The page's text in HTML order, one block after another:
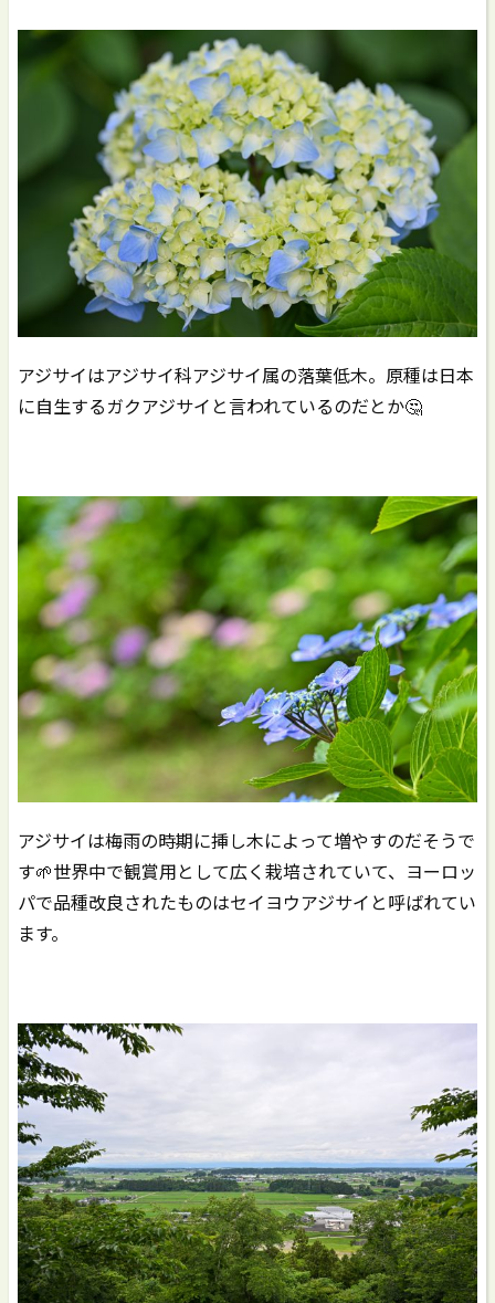
アジサイはアジサイ科アジサイ属の落葉低木。原種は日本
に自生するガクアジサイと言われているのだとか🤔
アジサイは梅雨の時期に挿し木によって増やすのだそうで
す🌱世界中で観賞用として広く栽培されていて、ヨーロッ
パで品種改良されたものはセイヨウアジサイと呼ばれてい
ます。